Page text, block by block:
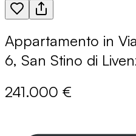
Appartamento in
6, San Stino di
241.000 €